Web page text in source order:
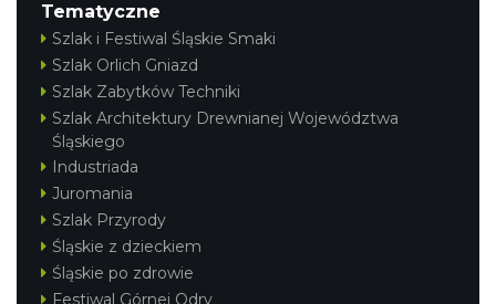
Tematyczne
Szlak i Festiwal Śląskie Smaki
Szlak Orlich Gniazd
Szlak Zabytków Techniki
Szlak Architektury Drewnianej Województwa
Śląskiego
Industriada
Juromania
Szlak Przyrody
Śląskie z dzieckiem
Śląskie po zdrowie
Festiwal Górnej Odry